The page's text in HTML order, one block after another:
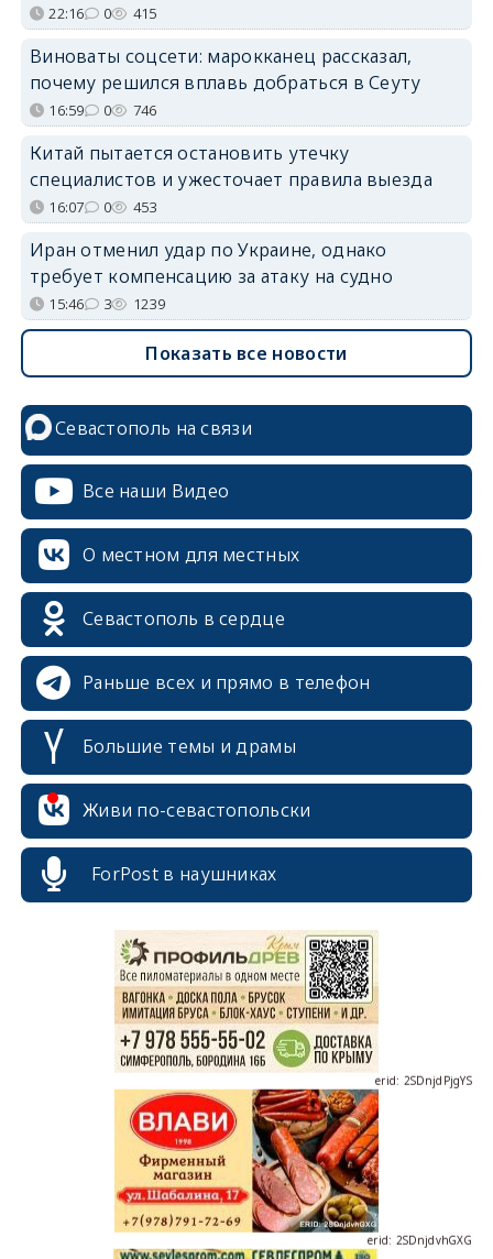
22:16 0 415
Виноваты соцсети: марокканец рассказал,
почему решился вплавь добраться в Сеуту
16:59 0 746
Китай пытается остановить утечку
специалистов и ужесточает правила выезда
16:07 0 453
Иран отменил удар по Украине, однако
требует компенсацию за атаку на судно
15:46 3 1239
Показать все новости
Севастополь на связи
Все наши Видео
О местном для местных
Севастополь в сердце
Раньше всех и прямо в телефон
Большие темы и драмы
Живи по-севастопольски
ForPost в наушниках
erid: 2SDnjcrDNw6
erid: 2SDnjdPjgYS
erid: 2SDnjdvhGXG